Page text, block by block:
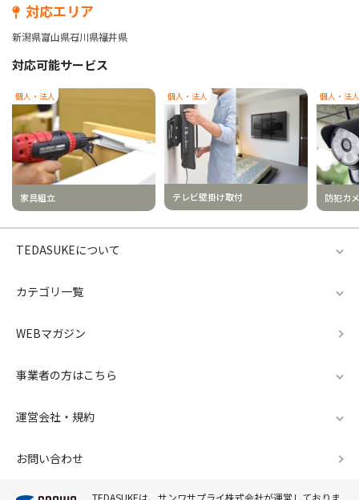
対応エリア
新潟県富山県石川県福井県
対応可能サービス
個人・法人
家具組立
個人・法人
テレビ壁掛け取付
個人・法人
防犯カ
TEDASUKEについて
カテゴリ一覧
WEBマガジン
事業者の方はこちら
運営会社・規約
お問い合わせ
TEDASUKEは、サンワサプライ株式会社が運営しておりま